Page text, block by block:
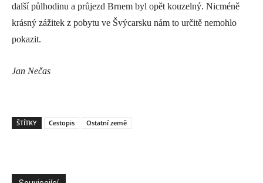
další půlhodinu a průjezd Brnem byl opět kouzelný. Nicméně
krásný zážitek z pobytu ve Švýcarsku nám to určitě nemohlo
pokazit.
Jan Nečas
ŠTÍTKY Cestopis Ostatní země